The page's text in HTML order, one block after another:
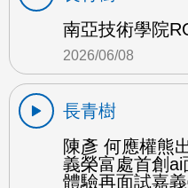
南亞技術學院
2026/06/08
長青樹
陳彥 何應權熊
義榮富處首創
體驗再面試嘉